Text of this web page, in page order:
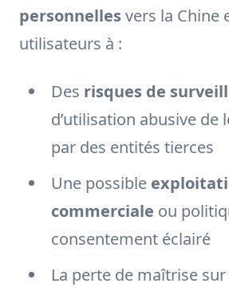
personnelles vers la Chine
utilisateurs à :
Des risques de
d’utilisation abusive de
par des entités tierces
Une possible
commerciale ou
consentement éclairé
La perte de maîtrise sur